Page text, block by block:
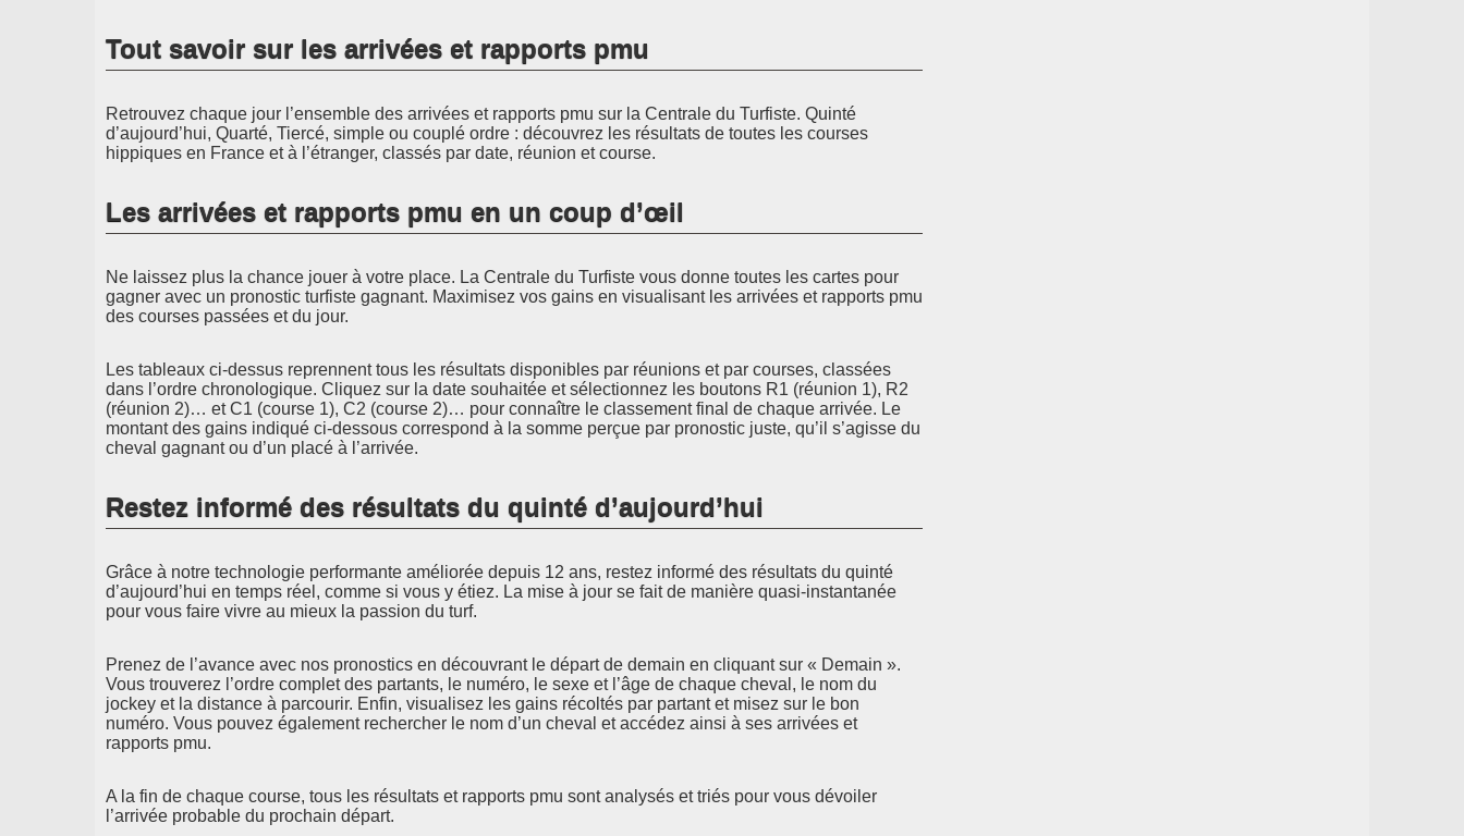
Tout savoir sur les arrivées et rapports pmu
Retrouvez chaque jour l’ensemble des arrivées et rapports pmu sur la Centrale du Turfiste. Quinté
d’aujourd’hui, Quarté, Tiercé, simple ou couplé ordre : découvrez les résultats de toutes les courses
hippiques en France et à l’étranger, classés par date, réunion et course.
Les arrivées et rapports pmu en un coup d’œil
Ne laissez plus la chance jouer à votre place. La Centrale du Turfiste vous donne toutes les cartes pour
gagner avec un pronostic turfiste gagnant. Maximisez vos gains en visualisant les arrivées et rapports pmu
des courses passées et du jour.
Les tableaux ci-dessus reprennent tous les résultats disponibles par réunions et par courses, classées
dans l’ordre chronologique. Cliquez sur la date souhaitée et sélectionnez les boutons R1 (réunion 1), R2
(réunion 2)… et C1 (course 1), C2 (course 2)… pour connaître le classement final de chaque arrivée. Le
montant des gains indiqué ci-dessous correspond à la somme perçue par pronostic juste, qu’il s’agisse du
cheval gagnant ou d’un placé à l’arrivée.
Restez informé des résultats du quinté d’aujourd’hui
Grâce à notre technologie performante améliorée depuis 12 ans, restez informé des résultats du quinté
d’aujourd’hui en temps réel, comme si vous y étiez. La mise à jour se fait de manière quasi-instantanée
pour vous faire vivre au mieux la passion du turf.
Prenez de l’avance avec nos pronostics en découvrant le départ de demain en cliquant sur « Demain ».
Vous trouverez l’ordre complet des partants, le numéro, le sexe et l’âge de chaque cheval, le nom du
jockey et la distance à parcourir. Enfin, visualisez les gains récoltés par partant et misez sur le bon
numéro. Vous pouvez également rechercher le nom d’un cheval et accédez ainsi à ses arrivées et
rapports pmu.
A la fin de chaque course, tous les résultats et rapports pmu sont analysés et triés pour vous dévoiler
l’arrivée probable du prochain départ.